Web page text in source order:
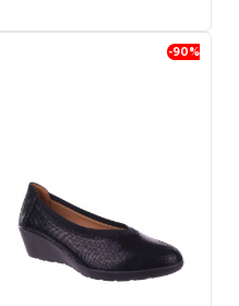
-90%